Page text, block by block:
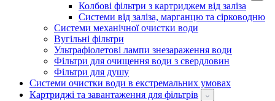
Колбові фільтри з картриджем від заліза
Системи від заліза, марганцю та сірководню
Системи механічної очистки води
Вугільні фільтри
Ультрафіолетові лампи знезараження води
Фільтри для очищення води з свердловин
Фільтри для душу
Системи очистки води в екстремальних умовах
Картриджі та завантаження для фільтрів